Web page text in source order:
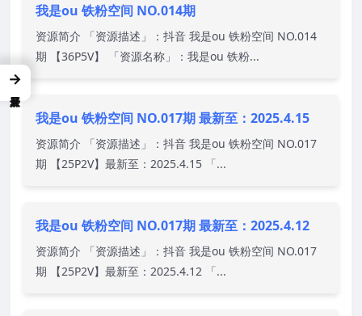
我是ou 铁粉空间 NO.014期
资源简介 「资源描述」：抖音 我是ou 铁粉空间 NO.014
期 【36P5V】 「资源名称」：我是ou 铁粉...
我是ou 铁粉空间 NO.017期 最新至：2025.4.15
资源简介 「资源描述」：抖音 我是ou 铁粉空间 NO.017
期 【25P2V】最新至：2025.4.15 「...
我是ou 铁粉空间 NO.017期 最新至：2025.4.12
资源简介 「资源描述」：抖音 我是ou 铁粉空间 NO.017
期 【25P2V】最新至：2025.4.12 「...
→